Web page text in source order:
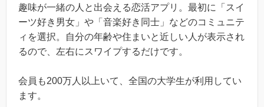
趣味が一緒の人と出会える恋活アプリ。最初に「スイ
ーツ好き男女」や「音楽好き同士」などのコミュニテ
ィを選択。自分の年齢や住まいと近しい人が表示され
るので、左右にスワイプするだけです。
会員も200万人以上いて、全国の大学生が利用してい
ます。